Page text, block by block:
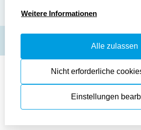
Datenschutzerklärung.
Weitere Informationen
Alle zulassen
Nicht erforderliche
Einstellungen